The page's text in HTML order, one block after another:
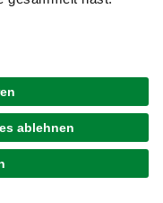
einverstanden.
widerrufen.
*.
.